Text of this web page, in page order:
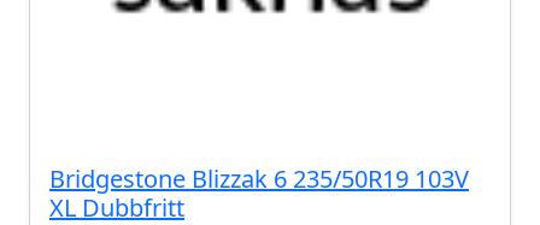
Bridgestone Blizzak 6 235/50R19 103V
XL Dubbfritt